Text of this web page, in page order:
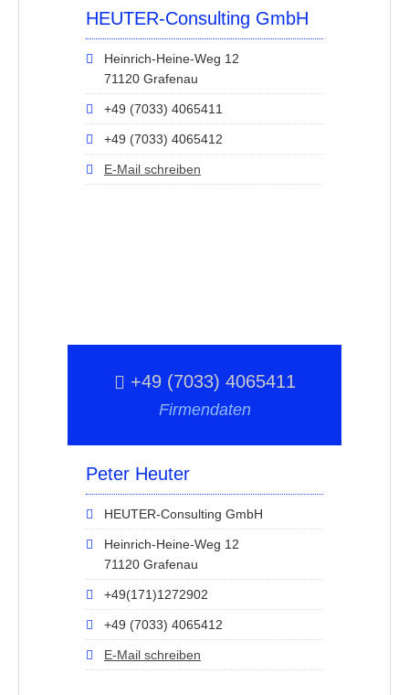
HEUTER-Consulting GmbH
Heinrich-Heine-Weg 12
71120 Grafenau
+49 (7033) 4065411
+49 (7033) 4065412
E-Mail schreiben
+49 (7033) 4065411
Firmendaten
Peter Heuter
HEUTER-Consulting GmbH
Heinrich-Heine-Weg 12
71120 Grafenau
+49(171)1272902
+49 (7033) 4065412
E-Mail schreiben